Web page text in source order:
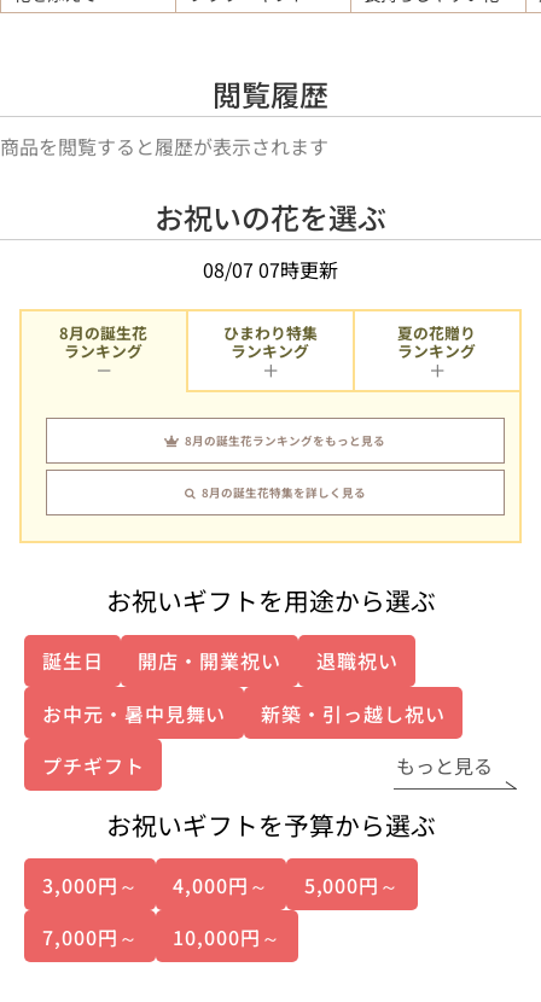
閲覧履歴
商品を閲覧すると履歴が表示されます
お祝いの花を選ぶ
08/07 07時更新
8月の誕生花
ランキング
8月の誕生花ランキングをもっと見る
8月の誕生花特集を詳しく見る
ひまわり特集
ランキング
夏の花贈り
ランキング
お祝いギフトを用途から選ぶ
誕生日 開店・開業祝い
退職祝い
お中元・暑中見舞い
新築・引っ越し祝い
プチギフト
もっと見る
お祝いギフトを予算から選ぶ
3,000円～ 4,000円～
5,000円～
7,000円～
10,000円～